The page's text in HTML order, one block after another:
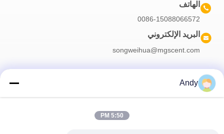
الهاتف
0086-15088066572
البريد الإلكتروني
songweihua@mgscent.com
Andy
5:50 PM